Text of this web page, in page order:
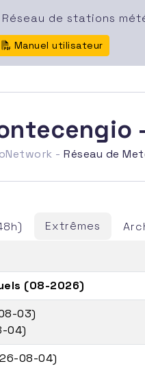
Réseau de stations
Manuel utilisateur
-Réseau de
Extrêmes
(08-2026)
03)
04)
08-04)